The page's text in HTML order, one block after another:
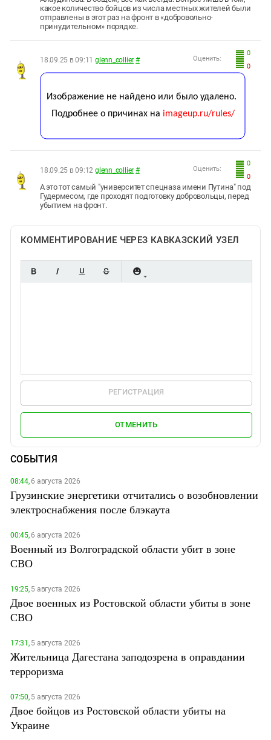
какое количество бойцов из числа местных жителей были
отправлены в этот раз на фронт в «добровольно-
принудительном» порядке.
0
0
Оценить:
18.09.25 в 09:11 glenn_collier #
0
0
Оценить:
18.09.25 в 09:12 glenn_collier #
А это тот самый "университет спецназа имени Путина" под
Гудермесом, где проходят подготовку добровольцы, перед
убытием на фронт.
КОММЕНТИРОВАНИЕ ЧЕРЕЗ КАВКАЗСКИЙ УЗЕЛ
РЕГИСТРАЦИЯ
ОТМЕНИТЬ
СОБЫТИЯ
08:44,6 августа 2026
Грузинские энергетики отчитались о возобновлении
электроснабжения после блэкаута
00:45,6 августа 2026
Военный из Волгоградской области убит в зоне
СВО
19:25,5 августа 2026
Двое военных из Ростовской области убиты в зоне
СВО
17:31,5 августа 2026
Жительница Дагестана заподозрена в оправдании
терроризма
07:50,5 августа 2026
Двое бойцов из Ростовской области убиты на
Украине